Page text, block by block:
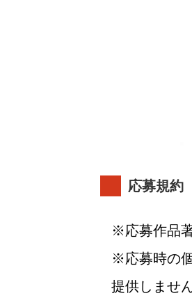
応募規約
応募作品
応募時の
提供しません